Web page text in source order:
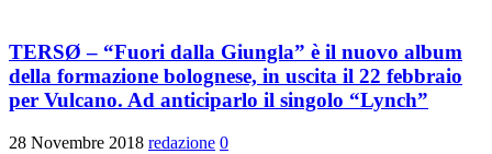
TERSØ – “Fuori dalla Giungla” è il nuovo album
della formazione bolognese, in uscita il 22 febbraio
per Vulcano. Ad anticiparlo il singolo “Lynch”
28 Novembre 2018 redazione 0